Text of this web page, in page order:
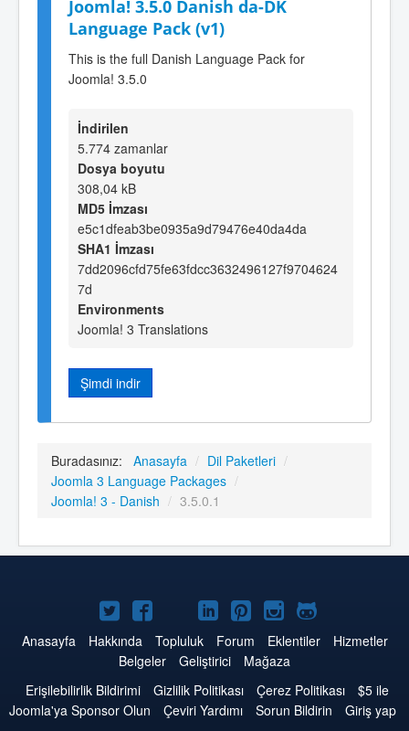
Joomla! 3.5.0 Danish da-DK
Language Pack (v1)
This is the full Danish Language Pack for
Joomla! 3.5.0
İndirilen
5.774 zamanlar
Dosya boyutu
308,04 kB
MD5 İmzası
e5c1dfeab3be0935a9d79476e40da4da
SHA1 İmzası
7dd2096cfd75fe63fdcc3632496127f9704624
7d
Environments
Joomla! 3 Translations
Şimdi indir
Buradasınız: Anasayfa / Dil Paketleri /
Joomla 3 Language Packages /
Joomla! 3 - Danish / 3.5.0.1
Twitter'da
Joomla
Facebook'da
Joomla
YouTube'da
Joomla
LinkedIn'de
Joomla
Pinterest'de
Joomla
Instagram'da
Joomla
GitHub'da
Joomla
Anasayfa Hakkında Topluluk Forum Eklentiler
Hizmetler
Belgeler
Geliştirici
Mağaza
Erişilebilirlik Bildirimi
Gizlilik Politikası Çerez Politikası
$5 ile
Joomla'ya Sponsor Olun
Çeviri Yardımı Sorun Bildirin
Giriş yap